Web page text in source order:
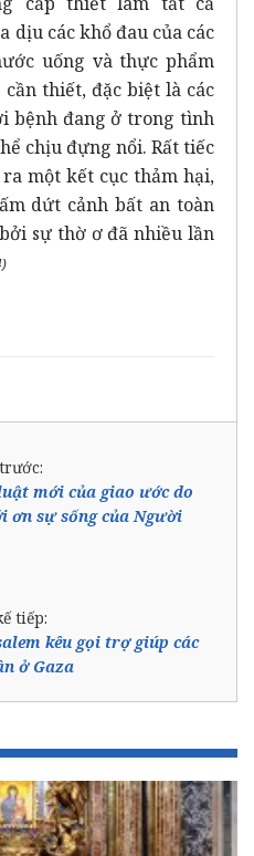
dịu các khổ đau của các
uống và thực phẩm
thiết, đặc biệt là các
bệnh đang ở trong tình
chịu đựng nổi. Rất tiếc
một kết cục thảm hại,
dứt cảnh bất an toàn
sự thờ ơ đã nhiều lần
mới của giao ước do
ơn sự sống của Người
tiếp:
kêu gọi trợ giúp các
ở Gaza